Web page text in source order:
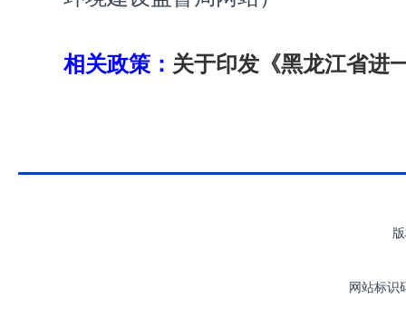
相关政策： 关于印发《黑龙江省进
网站标识